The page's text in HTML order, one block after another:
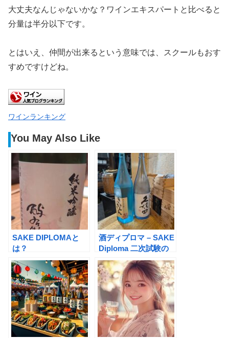
大丈夫なんじゃないかな？ワインエキスパートと比べると
分量は半分以下です。
とはいえ、仲間が出来るという意味では、スクールもおす
すめですけどね。
ワインランキング
You May Also Like
SAKE DIPLOMAと
は？
酒ディプロマ – SAKE
Diploma 二次試験の
勉強方法